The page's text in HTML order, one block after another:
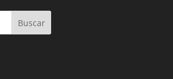
Buscar